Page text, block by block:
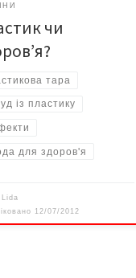
Бо не […]
чи
тара
із пластику
для здоров'я
Lida
12/07/2012